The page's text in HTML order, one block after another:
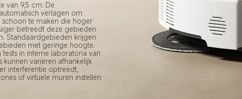
van 9,5 cm: De
verlagen om
te maken die hoger
betreedt deze gebieden
Standaardgebieden krijgen
met geringe hoogte.
tests in interne laboratoria van
kunnen variëren afhankelijk
interferentie optreedt,
of virtuele muren instellen